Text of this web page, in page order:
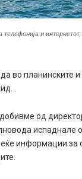
и
во планинските
од
испаднале
информации за